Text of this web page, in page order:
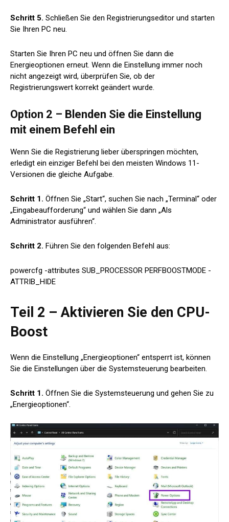
Schritt 5. Schließen Sie den Registrierungseditor und starten
Sie Ihren PC neu.
Starten Sie Ihren PC neu und öffnen Sie dann die
Energieoptionen erneut. Wenn die Einstellung immer noch
nicht angezeigt wird, überprüfen Sie, ob der
Registrierungswert korrekt geändert wurde.
Option 2 – Blenden Sie die Einstellung
mit einem Befehl ein
Wenn Sie die Registrierung lieber überspringen möchten,
erledigt ein einziger Befehl bei den meisten Windows 11-
Versionen die gleiche Aufgabe.
Schritt 1. Öffnen Sie „Start“, suchen Sie nach „Terminal“ oder
„Eingabeaufforderung“ und wählen Sie dann „Als
Administrator ausführen“.
Schritt 2. Führen Sie den folgenden Befehl aus:
powercfg -attributes SUB_PROCESSOR PERFBOOSTMODE -
ATTRIB_HIDE
Teil 2 – Aktivieren Sie den CPU-
Boost
Wenn die Einstellung „Energieoptionen“ entsperrt ist, können
Sie die Einstellungen über die Systemsteuerung bearbeiten.
Schritt 1. Öffnen Sie die Systemsteuerung und gehen Sie zu
„Energieoptionen“.